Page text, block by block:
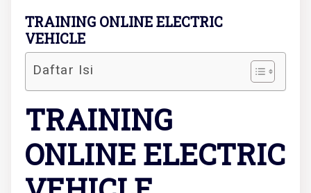
TRAINING ONLINE ELECTRIC
VEHICLE
Daftar Isi
TRAINING
ONLINE ELECTRIC